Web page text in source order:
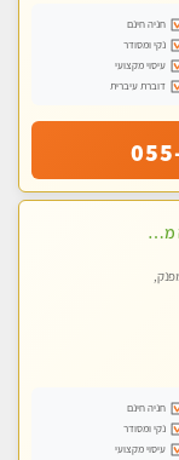
חניה חינם
נקי ומסודר
עיסוי מקצועי
דוברת עיברית
בקליניקה פרטית בחיפה מומלץ לחלוטין! כל סוגי העיסויים מעסה מקצועית ואיכותית פרטי!!טל-0544840029
חניה חינם
נקי ומסודר
עיסוי מקצועי